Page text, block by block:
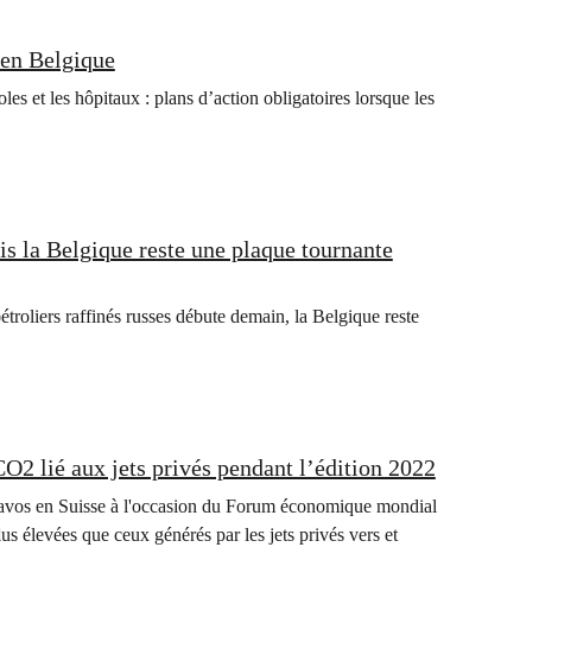
Belgique
et les hôpitaux : plans d’action obligatoires lorsque les
la Belgique reste une plaque tournante
raffinés russes débute demain, la Belgique reste
lié aux jets privés pendant l’édition 2022
en Suisse à l'occasion du Forum économique mondial
élevées que ceux générés par les jets privés vers et